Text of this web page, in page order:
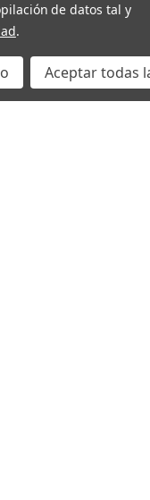
de datos tal y
.
Aceptar todas